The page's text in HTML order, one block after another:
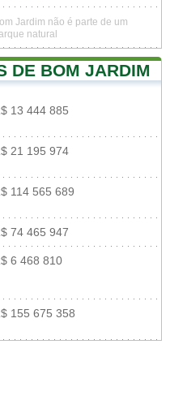
Jardim não é parte de um
natural
DE BOM JARDIM
13 444 885
21 195 974
114 565 689
74 465 947
6 468 810
155 675 358